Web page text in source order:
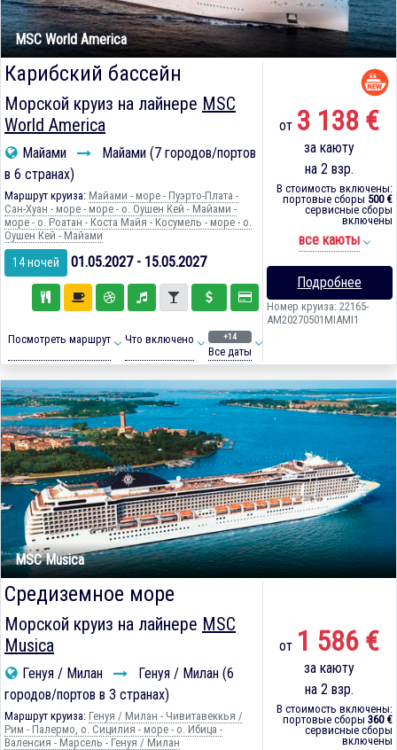
MSC World America
Карибский бассейн
Морской круиз на лайнере MSC
World America
Майами
Майами (7 городов/портов
в 6 странах)
Маршрут круиза: Майами - море - Пуэрто-Плата -
Сан-Хуан - море - море - о. Оушен Кей - Майами -
море - о. Роатан - Коста Майя - Косумель - море - о.
Оушен Кей - Майами
14 ночей 01.05.2027 - 15.05.2027
Посмотреть маршрут Что включено +14
Все даты
от 3 138 €
за каюту
на 2 взр.
В стоимость включены:
портовые сборы 500 €
сервисные сборы
включены
все каюты
Подробнее
Номер круиза: 22165-
AM20270501MIAMI1
MSC Musica
Средиземное море
Морской круиз на лайнере MSC
Musica
Генуя / Милан
Генуя / Милан (6
городов/портов в 3 странах)
Маршрут круиза: Генуя / Милан - Чивитавеккья /
Рим - Палермо, о. Сицилия - море - о. Ибица -
Валенсия - Марсель - Генуя / Милан
от 1 586 €
за каюту
на 2 взр.
В стоимость включены:
портовые сборы 360 €
сервисные сборы
включены